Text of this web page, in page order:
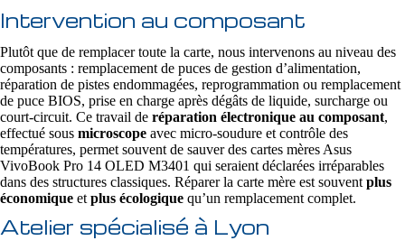
Intervention au composant
Plutôt que de remplacer toute la carte, nous intervenons au niveau des
composants : remplacement de puces de gestion d’alimentation,
réparation de pistes endommagées, reprogrammation ou remplacement
de puce BIOS, prise en charge après dégâts de liquide, surcharge ou
court-circuit. Ce travail de réparation électronique au composant,
effectué sous microscope avec micro-soudure et contrôle des
températures, permet souvent de sauver des cartes mères Asus
VivoBook Pro 14 OLED M3401 qui seraient déclarées irréparables
dans des structures classiques. Réparer la carte mère est souvent plus
économique et plus écologique qu’un remplacement complet.
Atelier spécialisé à Lyon